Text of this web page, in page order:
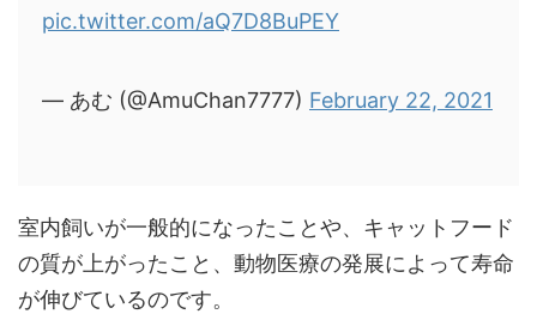
pic.twitter.com/aQ7D8BuPEY
— あむ (@AmuChan7777) February 22, 2021
室内飼いが一般的になったことや、キャットフード
の質が上がったこと、動物医療の発展によって寿命
が伸びているのです。